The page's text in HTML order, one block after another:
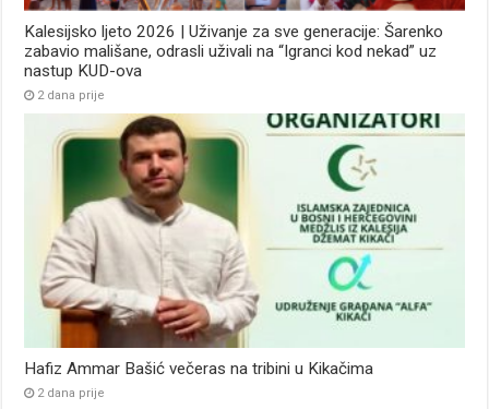
Kalesijsko ljeto 2026 | Uživanje za sve generacije: Šarenko
zabavio mališane, odrasli uživali na “Igranci kod nekad” uz
nastup KUD-ova
2 dana prije
Hafiz Ammar Bašić večeras na tribini u Kikačima
2 dana prije